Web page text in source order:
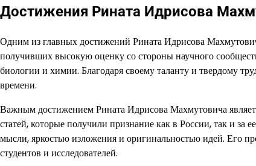
Достижения Рината Идрисова
Одним из главных достижений Рината Идрисова
получивших высокую оценку со стороны научного
биологии и химии. Благодаря своему таланту и твердому
времени.
Важным достижением Рината Идрисова Махмутовича
статей, которые получили признание как в России, так и за
мысли, яркостью изложения и оригинальностью идей. Его
студентов и исследователей.